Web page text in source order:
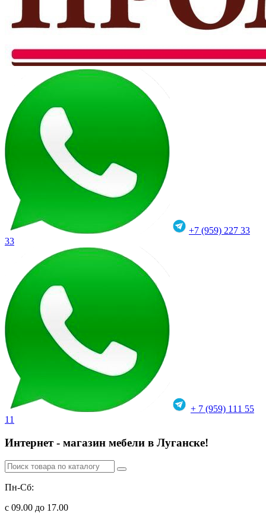
+7 (959) 227 33
33
+ 7 (959) 111 55
11
Интернет - магазин мебели в Луганске!
Пн-Сб:
с 09.00 до 17.00